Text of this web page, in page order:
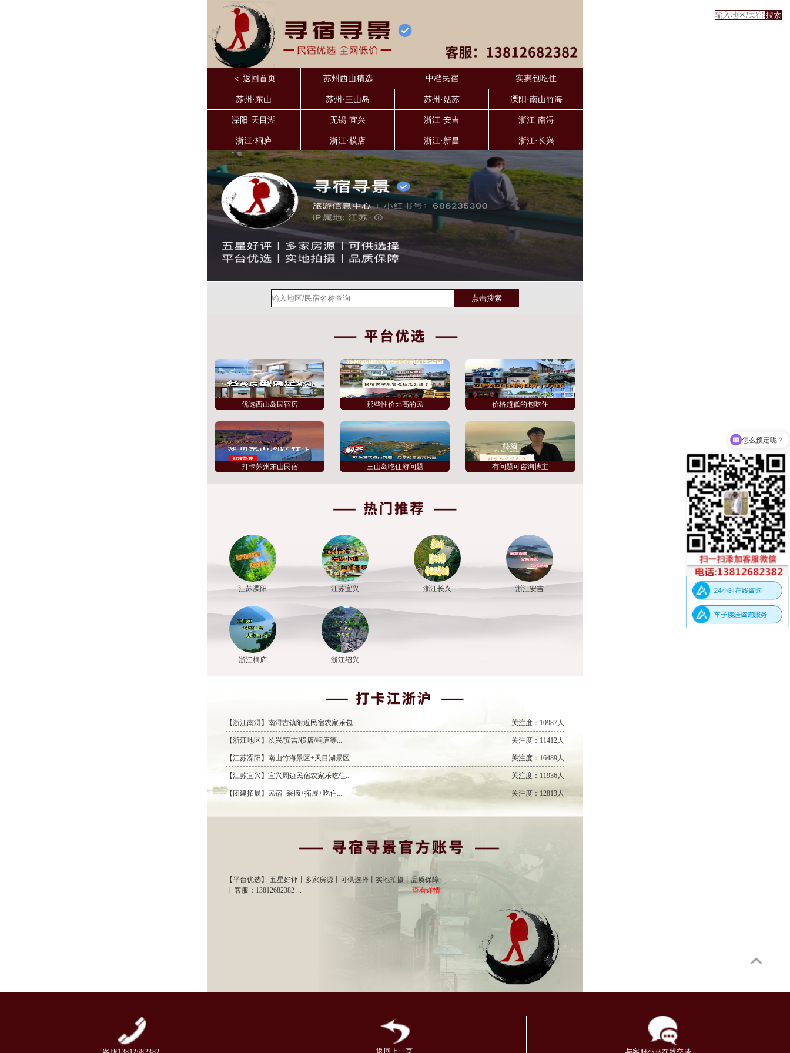
＜ 返回首页 苏州西山精选 中档民宿 实惠包吃住
苏州·东山 苏州·三山岛 苏州·姑苏 溧阳·南山竹海
溧阳·天目湖 无锡·宜兴 浙江·安吉 浙江·南浔
浙江·桐庐 浙江·横店 浙江·新昌 浙江·长兴
优选西山岛民宿房 那些性价比高的民 价格超低的包吃住
打卡苏州东山民宿 三山岛吃住游问题 有问题可咨询博主
江苏溧阳 江苏宜兴 浙江长兴 浙江安吉
浙江桐庐 浙江绍兴
【浙江南浔】南浔古镇附近民宿农家乐包... 关注度：10987人
【浙江地区】长兴/安吉/横店/桐庐等... 关注度：11412人
【江苏溧阳】南山竹海景区+天目湖景区... 关注度：16489人
【江苏宜兴】宜兴周边民宿农家乐吃住... 关注度：11936人
【团建拓展】民宿+采摘+拓展+吃住... 关注度：12813人
【平台优选】 五星好评丨多家房源丨可供选择丨实地拍摄丨品质保障
丨 客服：13812682382 ...
查看详情
Copyright(C) 版权所有:寻宿寻景官方账号 备案号：
返回上一页
推荐一下哪家比较好?